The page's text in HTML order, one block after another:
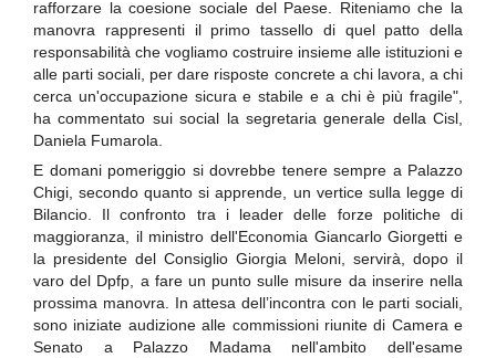
rafforzare la coesione sociale del Paese. Riteniamo che la
manovra rappresenti il primo tassello di quel patto della
responsabilità che vogliamo costruire insieme alle istituzioni e
alle parti sociali, per dare risposte concrete a chi lavora, a chi
cerca un'occupazione sicura e stabile e a chi è più fragile",
ha commentato sui social la segretaria generale della Cisl,
Daniela Fumarola.
E domani pomeriggio si dovrebbe tenere sempre a Palazzo
Chigi, secondo quanto si apprende, un vertice sulla legge di
Bilancio. Il confronto tra i leader delle forze politiche di
maggioranza, il ministro dell'Economia Giancarlo Giorgetti e
la presidente del Consiglio Giorgia Meloni, servirà, dopo il
varo del Dpfp, a fare un punto sulle misure da inserire nella
prossima manovra. In attesa dell’incontra con le parti sociali,
sono iniziate audizione alle commissioni riunite di Camera e
Senato a Palazzo Madama nell'ambito dell'esame